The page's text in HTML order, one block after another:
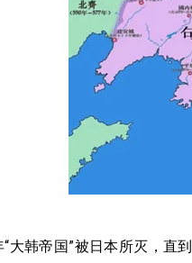
“大韩帝国”被日本所灭，直到